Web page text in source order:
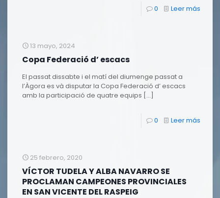
0 Leer más
13 mayo, 2024
Copa Federació d’ escacs
El passat dissabte i el matí del diumenge passat a
l’Àgora es và disputar la Copa Federació d’ escacs
amb la participació de quatre equips […]
0 Leer más
25 febrero, 2020
VÍCTOR TUDELA Y ALBA NAVARRO SE
PROCLAMAN CAMPEONES PROVINCIALES
EN SAN VICENTE DEL RASPEIG